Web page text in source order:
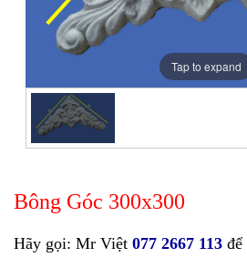
Tap to expand
Bông Góc 300x300
Hãy gọi: Mr Việt 077 2667 113